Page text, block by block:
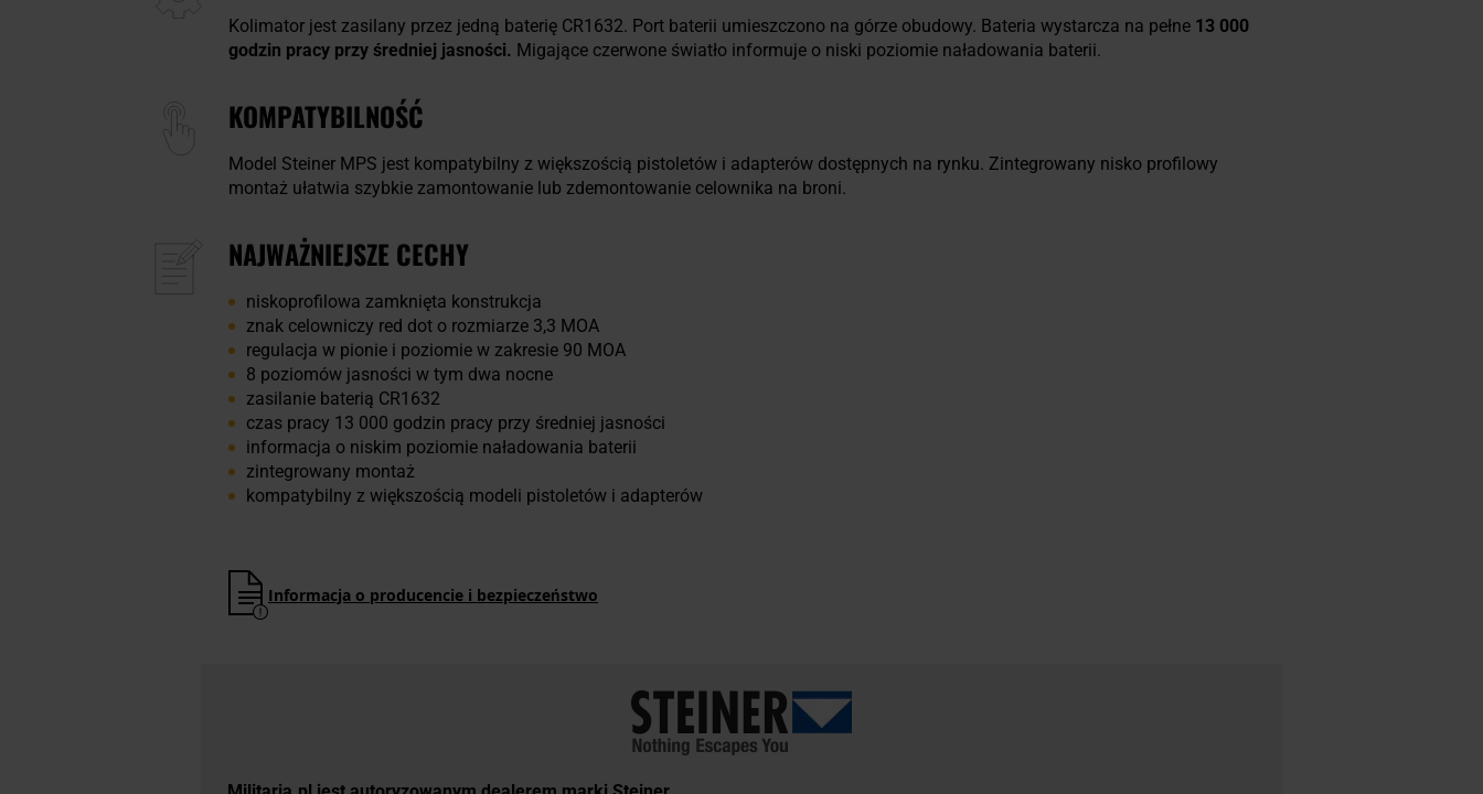
Kolimator jest zasilany przez jedną baterię CR1632. Port baterii umieszczono na górze obudowy. Bateria wystarcza na pełne 13 000
godzin pracy przy średniej jasności. Migające czerwone światło informuje o niski poziomie naładowania baterii.
KOMPATYBILNOŚĆ
Model Steiner MPS jest kompatybilny z większością pistoletów i adapterów dostępnych na rynku. Zintegrowany nisko profilowy
montaż ułatwia szybkie zamontowanie lub zdemontowanie celownika na broni.
NAJWAŻNIEJSZE CECHY
niskoprofilowa zamknięta konstrukcja
znak celowniczy red dot o rozmiarze 3,3 MOA
regulacja w pionie i poziomie w zakresie 90 MOA
8 poziomów jasności w tym dwa nocne
zasilanie baterią CR1632
czas pracy 13 000 godzin pracy przy średniej jasności
informacja o niskim poziomie naładowania baterii
zintegrowany montaż
kompatybilny z większością modeli pistoletów i adapterów
Informacja o producencie i bezpieczeństwo